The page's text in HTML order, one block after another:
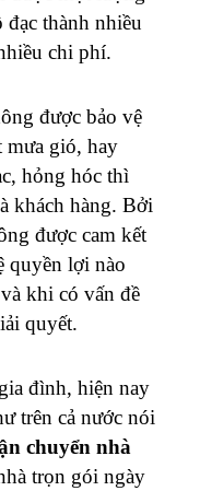
thành nhiều
chi phí.
được bảo vệ
mưa gió, hay
hỏng hóc thì
khách hàng. Bởi
được cam kết
quyền lợi nào
khi có vấn đề
quyết.
đình, hiện nay
trên cả nước nói
chuyển nhà
trọn gói ngày